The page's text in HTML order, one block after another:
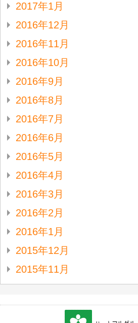
2017年1月
2016年12月
2016年11月
2016年10月
2016年9月
2016年8月
2016年7月
2016年6月
2016年5月
2016年4月
2016年3月
2016年2月
2016年1月
2015年12月
2015年11月